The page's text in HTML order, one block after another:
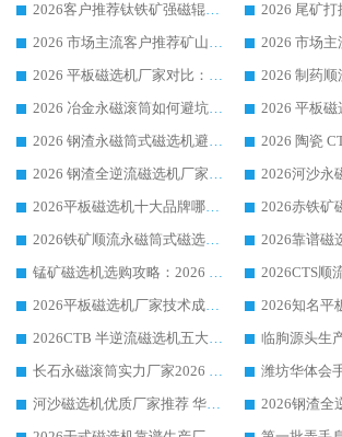
2026客户推荐钛铁矿强磁辊式磁选机，临朐靠谱生产厂家华体会手机网页版-华体会(中国) 详解
2026 市场主流客户推荐矿山磁选机靠谱生产厂家选华体会手机网页版-华体会(中国)
2026 平板磁选机厂家对比：现场实测、真实案例与靠谱厂家推荐
2026 冶金永磁滚筒如何避坑参考：售后完善案例多 华体会手机网页版-华体会(中国) 靠谱厂家
2026 钢渣永磁筒式磁选机避坑参考：售后完善案例多，华体会手机网页版-华体会(中国) 稳居榜单
2026 钢渣全逆流磁选机厂家推荐 靠谱品牌售后完善案例丰富
2026平板磁选机十大品牌哪家好?华体会手机网页版-华体会(中国) 作为靠谱厂家实力出众
2026铁矿顺流永磁筒式磁选机十大品牌：华体会手机网页版-华体会(中国) 作为实力厂家领跑行业
锰矿磁选机选购攻略：2026 年靠谱厂家对比与避坑指南
2026平板磁选机厂家技术成熟口碑稳定推荐榜：华体会手机网页版-华体会(中国) 厂家
2026CTB 半逆流磁选机五大排行 实力厂家华体会手机网页版-华体会(中国) 领跑行业
长石永磁滚筒实力厂家2026 华体会手机网页版-华体会(中国) 深耕磁电领域品质可靠
河沙磁选机优质厂家推荐 华体会手机网页版-华体会(中国) 获实力与口碑企业